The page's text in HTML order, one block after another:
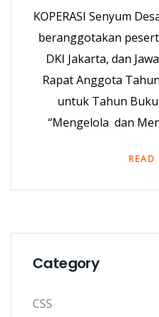
KOPERASI Senyum
beranggotakan
DKI Jakarta, dan
Rapat Anggota
untuk Tahun
“Mengelola dan
READ
Category
CSS